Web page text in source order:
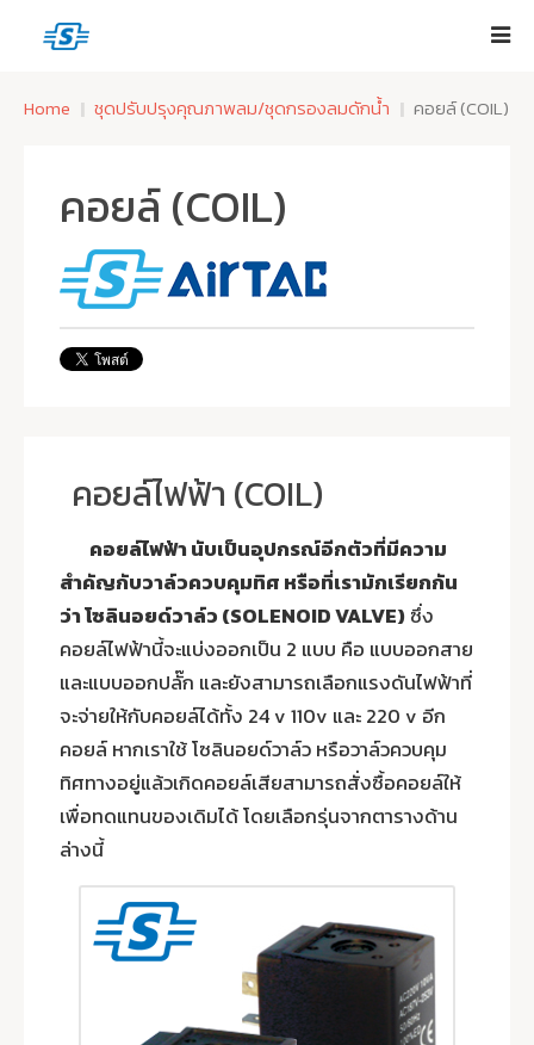
Home ชุดปรับปรุงคุณภาพลม/ชุดกรองลมดักน้ำ คอยล์ (COIL)
คอยล์ (COIL)
คอยล์ไฟฟ้า (COIL)
คอยล์ไฟฟ้า นับเป็นอุปกรณ์อีกตัวที่มีความ
สำคัญกับวาล์วควบคุมทิศ หรือที่เรามักเรียกกัน
ว่า โซลินอยด์วาล์ว (SOLENOID VALVE) ซึ่ง
คอยล์ไฟฟ้านี้จะแบ่งออกเป็น 2 แบบ คือ แบบออกสาย
และแบบออกปลั๊ก และยังสามารถเลือกแรงดันไฟฟ้าที่
จะจ่ายให้กับคอยล์ได้ทั้ง 24 v 110v และ 220 v อีก
คอยล์ หากเราใช้ โซลินอยด์วาล์ว หรือวาล์วควบคุม
ทิศทางอยู่แล้วเกิดคอยล์เสียสามารถสั่งซื้อคอยล์ให้
เพื่อทดแทนของเดิมได้ โดยเลือกรุ่นจากตารางด้าน
ล่างนี้